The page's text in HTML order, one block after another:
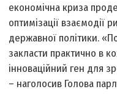
економічна криза
оптимізації взаємодії
державної політики.
закласти практично в
інноваційний ген для
– наголосив Голова